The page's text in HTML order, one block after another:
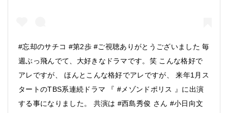
#忘却のサチコ #第2歩 #ご視聴ありがとうございました 毎
週ぶっ飛んでて、大好きなドラマです。笑 こんな格好で
アレですが、 ほんとこんな格好でアレですが、 来年1月ス
タートのTBS系連続ドラマ 『 #メゾンドポリス 』に出演
する事になりました。 共演は #西島秀俊 さん #小日向文